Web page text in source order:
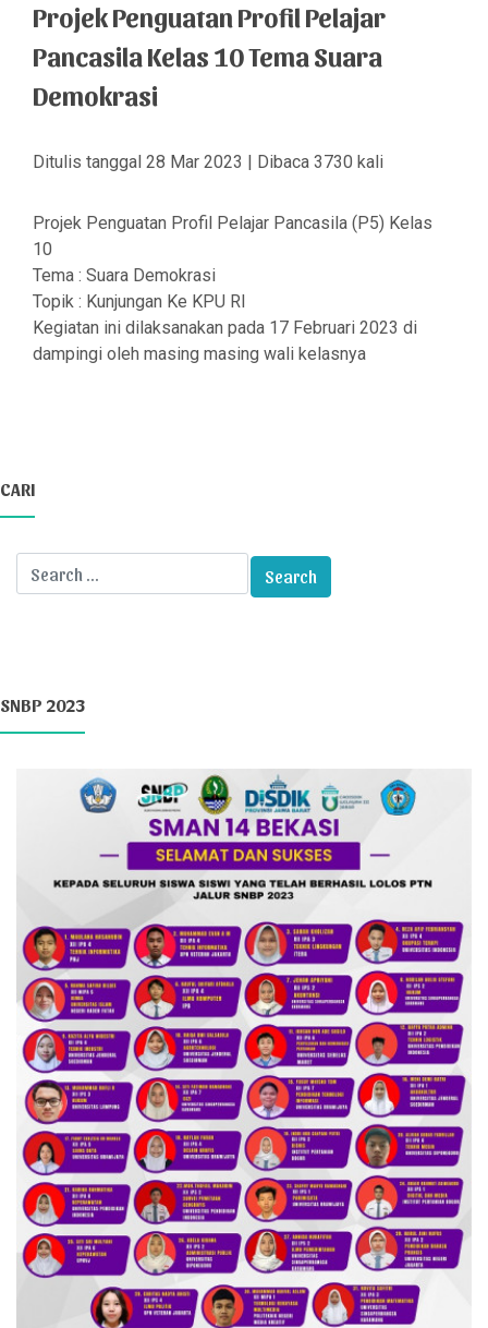
Projek Penguatan Profil Pelajar
Pancasila Kelas 10 Tema Suara
Demokrasi
Ditulis tanggal 28 Mar 2023 | Dibaca 3730 kali
Projek Penguatan Profil Pelajar Pancasila (P5) Kelas
10
Tema : Suara Demokrasi
Topik : Kunjungan Ke KPU RI
Kegiatan ini dilaksanakan pada 17 Februari 2023 di
dampingi oleh masing masing wali kelasnya
CARI
SNBP 2023